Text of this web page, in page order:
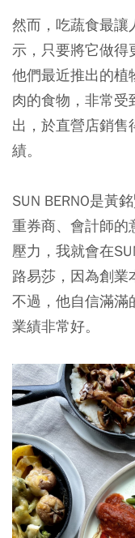
然而，吃蔬食最讓
示，只要將它做得
他們最近推出的植
肉的食物，非常受
出，於直營店銷售
績。
SUN BERNO是黃
重券商、會計師的
壓力，我就會在
路易莎，因為創業
不過，他自信滿滿
業績非常好。